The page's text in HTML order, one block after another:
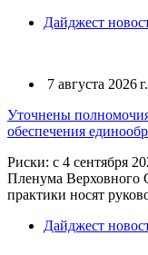
Дайджест
7 августа 2026 г.
Уточнены
обеспечения
Риски: с 4 сентября
Пленума Верховного
практики носят
Дайджест